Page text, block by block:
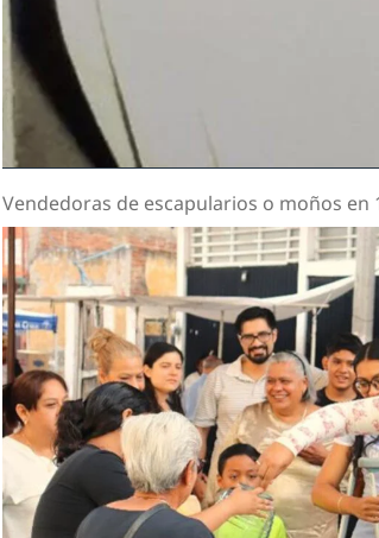
Vendedoras de escapularios o moños en